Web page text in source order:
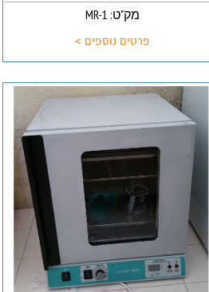
מק"ט: MR-1
פרטים נוספים >